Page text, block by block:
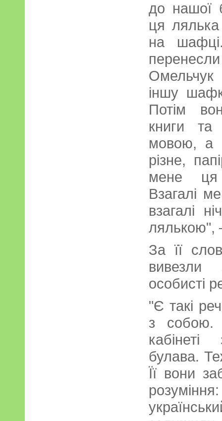
до нашої
ця
на
іншу
Потім
книги та
мовою, а
різне,
мене ця
Взагалі
взагалі
лялькою",
За її
вивезли
особисті
"Є такі
з собою.
кабінеті
булава.
Її вони